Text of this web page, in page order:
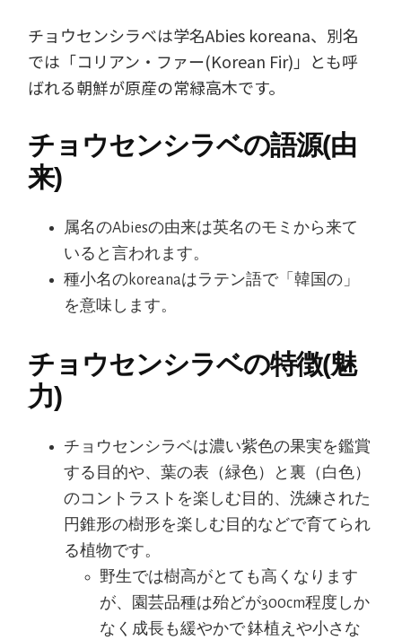
チョウセンシラベは学名Abies koreana、別名
では「コリアン・ファー(Korean Fir)」とも呼
ばれる朝鮮が原産の常緑高木です。
チョウセンシラベの語源(由
来)
属名のAbiesの由来は英名のモミから来て
いると言われます。
種小名のkoreanaはラテン語で「韓国の」
を意味します。
チョウセンシラベの特徴(魅
力)
チョウセンシラベは濃い紫色の果実を鑑賞
する目的や、葉の表（緑色）と裏（白色）
のコントラストを楽しむ目的、洗練された
円錐形の樹形を楽しむ目的などで育てられ
る植物です。
野生では樹高がとても高くなります
が、園芸品種は殆どが300cm程度しか
なく成長も緩やかで 鉢植えや小さな